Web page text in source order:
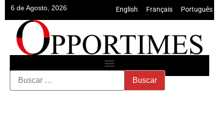
6 de Agosto, 2026 English Français Português